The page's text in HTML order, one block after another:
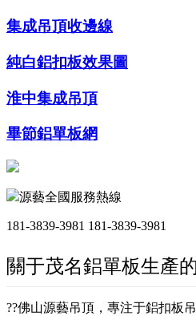
集成吊頂收邊線
純白鋁扣板效果圖
淮中集成吊頂
畢節鋁單板網
源藝全國服務熱線
181-3839-3981 181-3839-3981
關于茂名鋁單板生產
??佛山源藝吊頂，專注于鋁扣板